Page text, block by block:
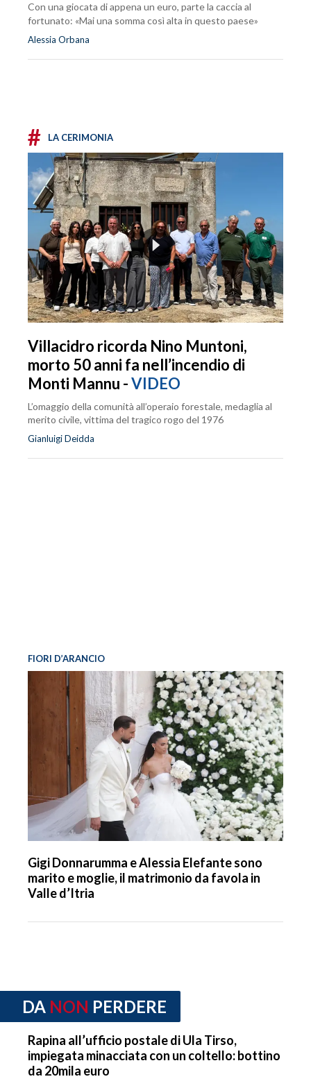
Con una giocata di appena un euro, parte la caccia al
fortunato: «Mai una somma così alta in questo paese»
Alessia Orbana
# LA CERIMONIA
Villacidro ricorda Nino Muntoni,
morto 50 anni fa nell’incendio di
Monti Mannu -VIDEO
L’omaggio della comunità all’operaio forestale, medaglia al
merito civile, vittima del tragico rogo del 1976
Gianluigi Deidda
FIORI D’ARANCIO
Gigi Donnarumma e Alessia Elefante sono
marito e moglie, il matrimonio da favola in
Valle d’Itria
DA NON PERDERE
Rapina all’ufficio postale di Ula Tirso,
impiegata minacciata con un coltello: bottino
da 20mila euro